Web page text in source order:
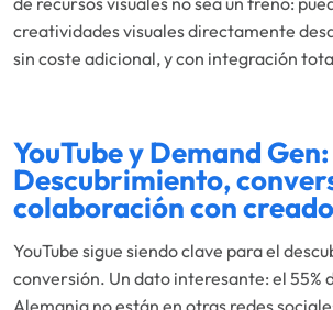
creatividades visuales directamente
sin coste adicional, y con integración
YouTube y Demand Gen:
Descubrimiento,
colaboración con
YouTube sigue siendo clave para el
conversión. Un dato interesante: el 55%